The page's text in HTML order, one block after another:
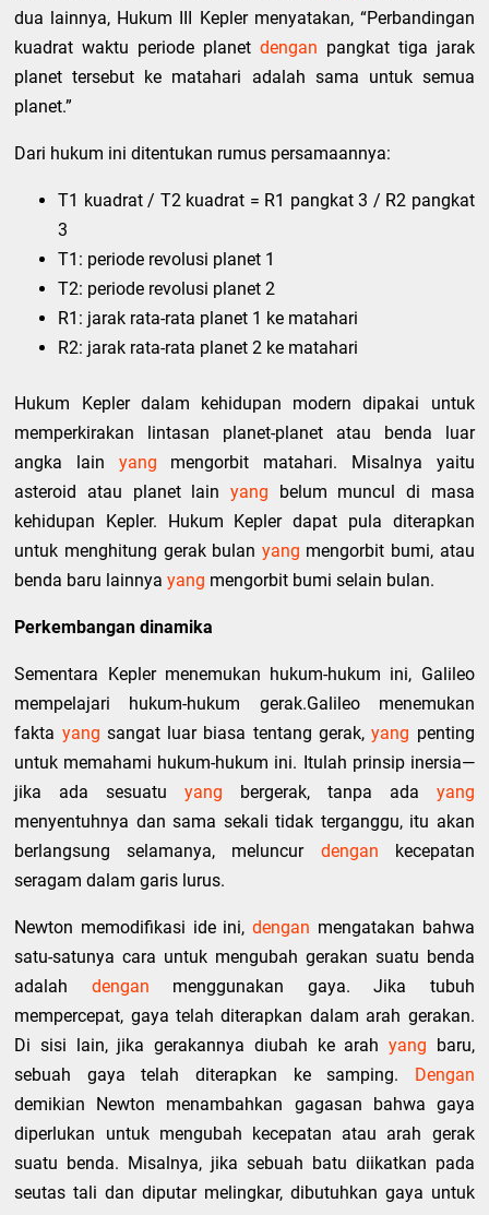
dua lainnya, Hukum III Kepler menyatakan, “Perbandingan
kuadrat waktu periode planet dengan pangkat tiga jarak
planet tersebut ke matahari adalah sama untuk semua
planet.”
Dari hukum ini ditentukan rumus persamaannya:
T1 kuadrat / T2 kuadrat = R1 pangkat 3 / R2 pangkat
3
T1: periode revolusi planet 1
T2: periode revolusi planet 2
R1: jarak rata-rata planet 1 ke matahari
R2: jarak rata-rata planet 2 ke matahari
Hukum Kepler dalam kehidupan modern dipakai untuk
memperkirakan lintasan planet-planet atau benda luar
angka lain yang mengorbit matahari. Misalnya yaitu
asteroid atau planet lain yang belum muncul di masa
kehidupan Kepler. Hukum Kepler dapat pula diterapkan
untuk menghitung gerak bulan yang mengorbit bumi, atau
benda baru lainnyayang mengorbit bumi selain bulan.
Perkembangan dinamika
Sementara Kepler menemukan hukum-hukum ini, Galileo
mempelajari hukum-hukum gerak.Galileo menemukan
fakta yang sangat luar biasa tentang gerak,yang penting
untuk memahami hukum-hukum ini. Itulah prinsip inersia—
jika ada sesuatuyang bergerak, tanpa ada yang
menyentuhnya dan sama sekali tidak terganggu, itu akan
berlangsung selamanya, meluncur dengan kecepatan
seragam dalam garis lurus.
Newton memodifikasi ide ini,dengan mengatakan bahwa
satu-satunya cara untuk mengubah gerakan suatu benda
adalah dengan menggunakan gaya. Jika tubuh
mempercepat, gaya telah diterapkan dalam arah gerakan.
Di sisi lain, jika gerakannya diubah ke arah yang baru,
sebuah gaya telah diterapkan ke samping. Dengan
demikian Newton menambahkan gagasan bahwa gaya
diperlukan untuk mengubah kecepatan atau arah gerak
suatu benda. Misalnya, jika sebuah batu diikatkan pada
seutas tali dan diputar melingkar, dibutuhkan gaya untuk